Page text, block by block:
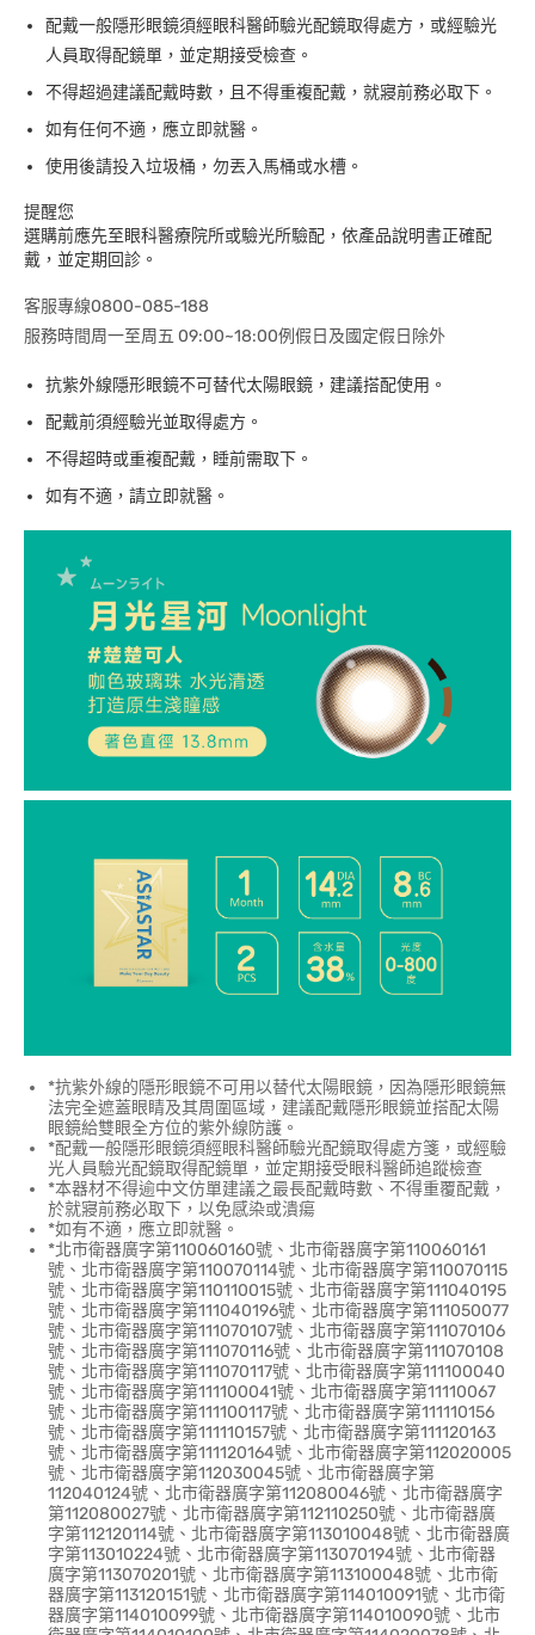
配戴一般隱形眼鏡須經眼科醫師驗光配鏡取得處方，或經驗光
人員取得配鏡單，並定期接受檢查。
不得超過建議配戴時數，且不得重複配戴，就寢前務必取下。
如有任何不適，應立即就醫。
使用後請投入垃圾桶，勿丟入馬桶或水槽。
提醒您
選購前應先至眼科醫療院所或驗光所驗配，依產品說明書正確配
戴，並定期回診。
客服專線0800-085-188
服務時間周一至周五 09:00~18:00例假日及國定假日除外
抗紫外線隱形眼鏡不可替代太陽眼鏡，建議搭配使用。
配戴前須經驗光並取得處方。
不得超時或重複配戴，睡前需取下。
如有不適，請立即就醫。
*抗紫外線的隱形眼鏡不可用以替代太陽眼鏡，因為隱形眼鏡無
法完全遮蓋眼睛及其周圍區域，建議配戴隱形眼鏡並搭配太陽
眼鏡給雙眼全方位的紫外線防護。
*配戴一般隱形眼鏡須經眼科醫師驗光配鏡取得處方箋，或經驗
光人員驗光配鏡取得配鏡單，並定期接受眼科醫師追蹤檢查
*本器材不得逾中文仿單建議之最長配戴時數、不得重覆配戴，
於就寢前務必取下，以免感染或潰瘍
*如有不適，應立即就醫。
*北市衛器廣字第110060160號、北市衛器廣字第110060161
號、北市衛器廣字第110070114號、北市衛器廣字第110070115
號、北市衛器廣字第110110015號、北市衛器廣字第111040195
號、北市衛器廣字第111040196號、北市衛器廣字第111050077
號、北市衛器廣字第111070107號、北市衛器廣字第111070106
號、北市衛器廣字第111070116號、北市衛器廣字第111070108
號、北市衛器廣字第111070117號、北市衛器廣字第111100040
號、北市衛器廣字第111100041號、北市衛器廣字第11110067
號、北市衛器廣字第111100117號、北市衛器廣字第111110156
號、北市衛器廣字第111110157號、北市衛器廣字第111120163
號、北市衛器廣字第111120164號、北市衛器廣字第112020005
號、北市衛器廣字第112030045號、北市衛器廣字第
112040124號、北市衛器廣字第112080046號、北市衛器廣字
第112080027號、北市衛器廣字第112110250號、北市衛器廣
字第112120114號、北市衛器廣字第113010048號、北市衛器廣
字第113010224號、北市衛器廣字第113070194號、北市衛器
廣字第113070201號、北市衛器廣字第113100048號、北市衛
器廣字第113120151號、北市衛器廣字第114010091號、北市衛
器廣字第114010099號、北市衛器廣字第114010090號、北市